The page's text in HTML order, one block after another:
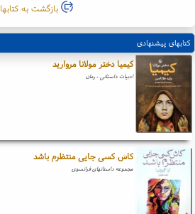
بازگشت به کتابها
کتابهای پیشنهادی
کیمیا دختر مولانا مروارید
ادبیات داستانی - رمان
کاش کسی جایی منتظرم باشد
مجموعه داستانهای فرانسوی